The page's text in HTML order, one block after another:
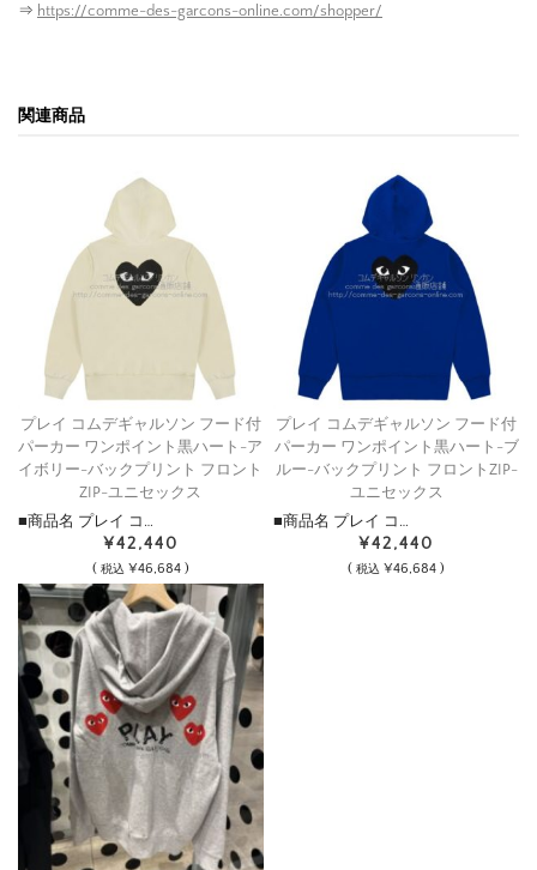
⇒ https://comme-des-garcons-online.com/shopper/
関連商品
プレイ コムデギャルソン フード付
パーカー ワンポイント黒ハート-ア
イボリー-バックプリント フロント
ZIP-ユニセックス
■商品名 プレイ コ…
¥42,440
( 税込 ¥46,684 )
プレイ コムデギャルソン フード付
パーカー ワンポイント黒ハート-ブ
ルー-バックプリント フロントZIP-
ユニセックス
■商品名 プレイ コ…
¥42,440
(税込 ¥46,684 )